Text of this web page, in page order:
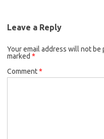
Leave a Reply
Your email address will not be
marked *
Comment*